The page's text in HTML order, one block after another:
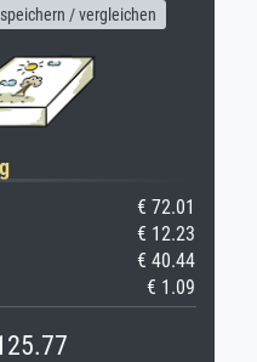
/ vergleichen
€ 72.01
€ 12.23
€ 40.44
€ 1.09